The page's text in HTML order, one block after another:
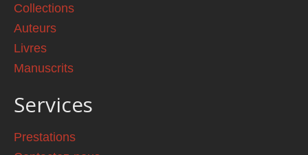
Collections
Auteurs
Livres
Manuscrits
Services
Prestations